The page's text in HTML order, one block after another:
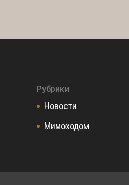
Рубрики
Новости
Мимоходом